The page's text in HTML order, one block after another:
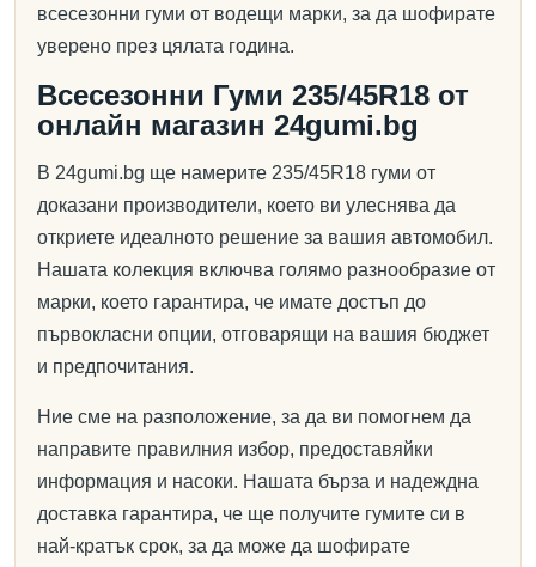
всесезонни гуми от водещи марки, за да шофирате
уверено през цялата година.
Всесезонни Гуми 235/45R18 от
онлайн магазин 24gumi.bg
В 24gumi.bg ще намерите 235/45R18 гуми от
доказани производители, което ви улеснява да
откриете идеалното решение за вашия автомобил.
Нашата колекция включва голямо разнообразие от
марки, което гарантира, че имате достъп до
първокласни опции, отговарящи на вашия бюджет
и предпочитания.
Ние сме на разположение, за да ви помогнем да
направите правилния избор, предоставяйки
информация и насоки. Нашата бърза и надеждна
доставка гарантира, че ще получите гумите си в
най-кратък срок, за да може да шофирате